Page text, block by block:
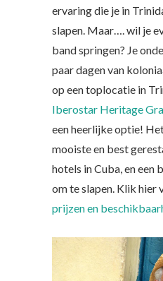
ervaring die je in
slapen. Maar…. wil je
band springen? Je
paar dagen van
op een toplocatie in
Iberostar Heritage
een heerlijke optie!
mooiste en best
hotels in Cuba, en een
om te slapen. Klik hier
prijzen en